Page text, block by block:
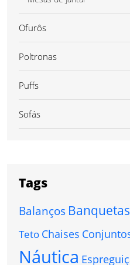
Ofurôs
Poltronas
Puffs
Sofás
Tags
Balanços Banquetas
Teto Chaises
Náutica